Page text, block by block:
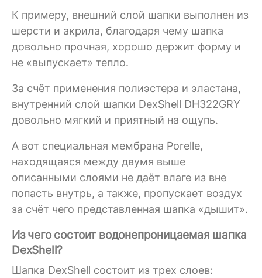
К примеру, внешний слой шапки выполнен из
шерсти и акрила, благодаря чему шапка
довольно прочная, хорошо держит форму и
не «выпускает» тепло.
За счёт применения полиэстера и эластана,
внутренний слой шапки DexShell DH322GRY
довольно мягкий и приятный на ощупь.
А вот специальная мембрана Porelle,
находящаяся между двумя выше
описанными слоями не даёт влаге из вне
попасть внутрь, а также, пропускает воздух
за счёт чего представленная шапка «дышит».
Из чего состоит водонепроницаемая шапка
DexShell?
Шапка DexShell состоит из трех слоев: